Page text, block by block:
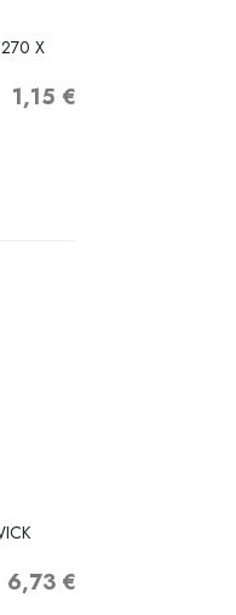
X
Precio
1,15 €
Precio
6,73 €